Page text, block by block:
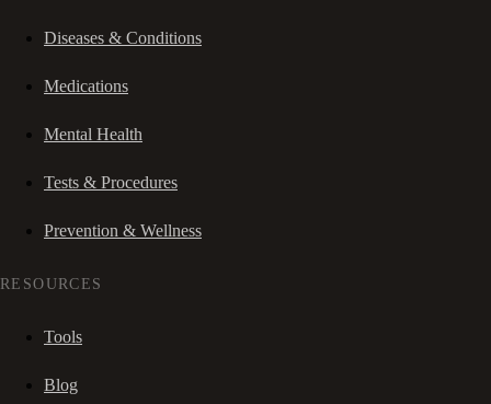
Diseases & Conditions
Medications
Mental Health
Tests & Procedures
Prevention & Wellness
RESOURCES
Tools
Blog